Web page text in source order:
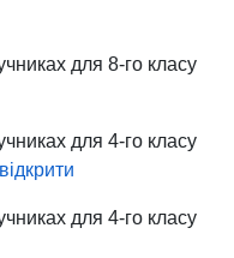
для 8-го класу
для 4-го класу
відкрити
для 4-го класу